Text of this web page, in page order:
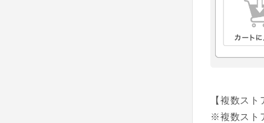
【複数ス
※複数スト